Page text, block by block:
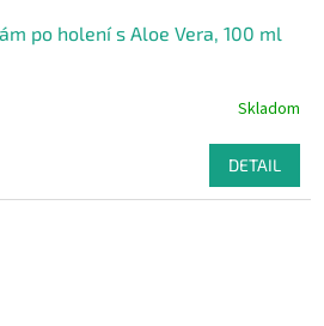
po holení s Aloe Vera, 100 ml
Skladom
DETAIL